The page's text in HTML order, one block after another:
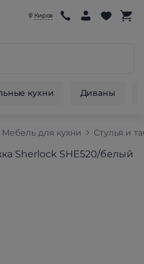
Киров
кухни Диваны
Мебель для кухни Стулья и